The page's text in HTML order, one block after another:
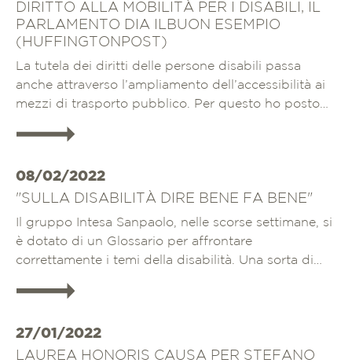
DIRITTO ALLA MOBILITÀ PER I DISABILI, IL
PARLAMENTO DIA ILBUON ESEMPIO
(HUFFINGTONPOST)
La tutela dei diritti delle persone disabili passa
anche attraverso l’ampliamento dell’accessibilità ai
mezzi di trasporto pubblico. Per questo ho posto…
Approfondisci
08/02/2022
"SULLA DISABILITÀ DIRE BENE FA BENE"
Il gruppo Intesa Sanpaolo, nelle scorse settimane, si
è dotato di un Glossario per affrontare
correttamente i temi della disabilità. Una sorta di…
Approfondisci
27/01/2022
LAUREA HONORIS CAUSA PER STEFANO